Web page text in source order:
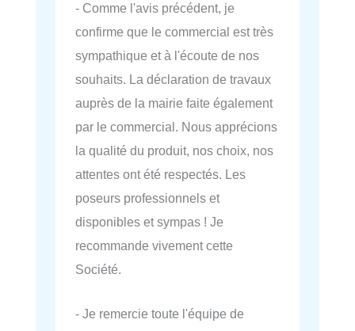
- Comme l'avis précédent, je
confirme que le commercial est très
sympathique et à l'écoute de nos
souhaits. La déclaration de travaux
auprès de la mairie faite également
par le commercial. Nous apprécions
la qualité du produit, nos choix, nos
attentes ont été respectés. Les
poseurs professionnels et
disponibles et sympas ! Je
recommande vivement cette
Société.
- Je remercie toute l'équipe de